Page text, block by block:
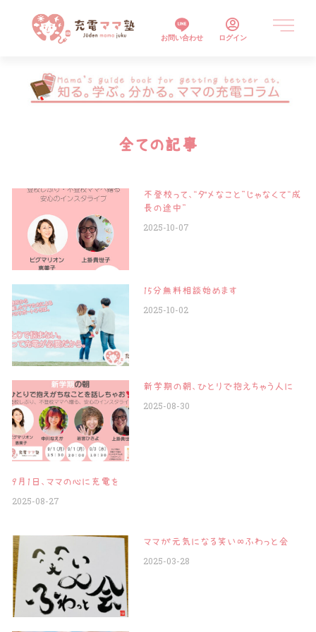
お問い合わせ ログイン
全ての記事
不登校って、“ダメなこと”じゃなくて“成
長の途中”
2025-10-07
15分無料相談始めます
2025-10-02
新学期の朝、ひとりで抱えちゃう人に
2025-08-30
9月1日、ママの心に充電を
2025-08-27
ママが元気になる笑い∞ふわっと会
2025-03-28